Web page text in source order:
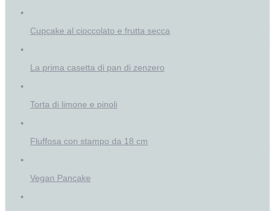
Cupcake al cioccolato e frutta secca
La prima casetta di pan di zenzero
Torta di limone e pinoli
Fluffosa con stampo da 18 cm
Vegan Pancake